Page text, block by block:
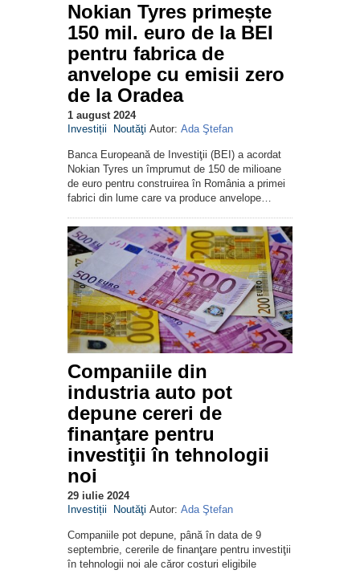
Nokian Tyres primește
150 mil. euro de la BEI
pentru fabrica de
anvelope cu emisii zero
de la Oradea
1 august 2024
Investiții
Noutăţi Autor: Ada Ştefan
Banca Europeană de Investiţii (BEI) a acordat
Nokian Tyres un împrumut de 150 de milioane
de euro pentru construirea în România a primei
fabrici din lume care va produce anvelope…
Companiile din
industria auto pot
depune cereri de
finanţare pentru
investiţii în tehnologii
noi
29 iulie 2024
Investiții
Noutăţi Autor: Ada Ştefan
Companiile pot depune, până în data de 9
septembrie, cererile de finanţare pentru investiţii
în tehnologii noi ale căror costuri eligibile